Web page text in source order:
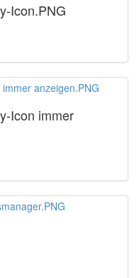
Icon.PNG
Icon immer